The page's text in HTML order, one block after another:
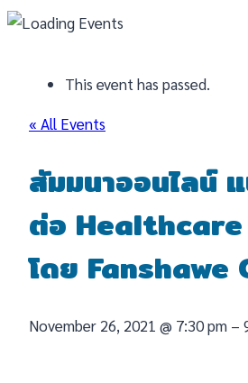
This event has passed.
« All Events
สัมมนาออนไลน์ แ
ต่อ Healthcare
โดย Fanshawe
November 26, 2021 @ 7:30 pm –